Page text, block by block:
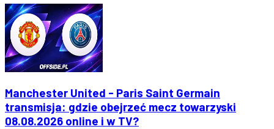
Manchester United - Paris Saint Germain
transmisja: gdzie obejrzeć mecz towarzyski
08.08.2026 online i w TV?